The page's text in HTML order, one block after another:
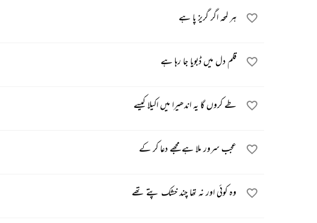
ہر لمحہ اگر گریز پا ہے
قلم دل میں ڈبویا جا رہا ہے
طے کروں گا یہ اندھیرا میں اکیلا کیسے
عجب سرور ملا ہے مجھے دعا کر کے
وہ کوئی اور نہ تھا چند خشک پتے تھے